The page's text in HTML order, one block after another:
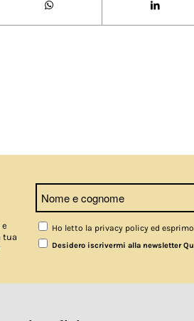
tua
Ho letto la privacy policy ed
Desidero iscrivermi alla newsletter